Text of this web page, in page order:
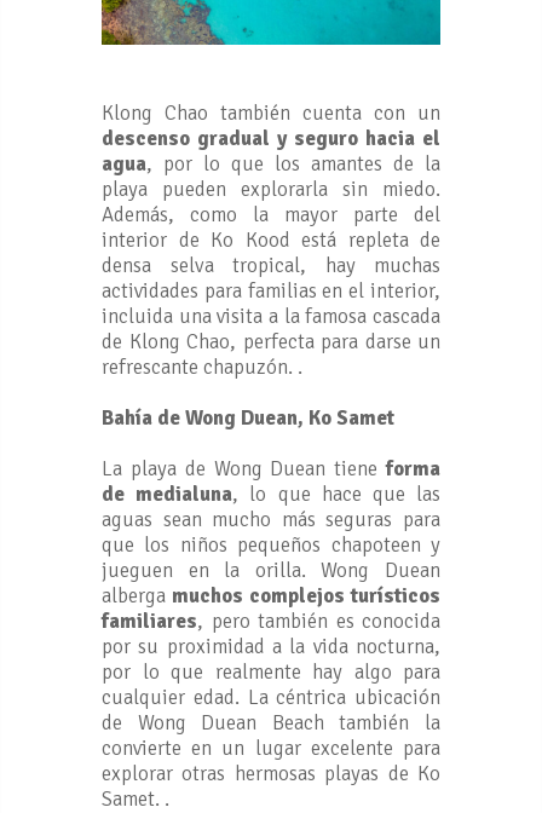
Klong Chao también cuenta con un
descenso gradual y seguro hacia el
agua, por lo que los amantes de la
playa pueden explorarla sin miedo.
Además, como la mayor parte del
interior de Ko Kood está repleta de
densa selva tropical, hay muchas
actividades para familias en el interior,
incluida una visita a la famosa cascada
de Klong Chao, perfecta para darse un
refrescante chapuzón. .
Bahía de Wong Duean, Ko Samet
La playa de Wong Duean tieneforma
de medialuna, lo que hace que las
aguas sean mucho más seguras para
que los niños pequeños chapoteen y
jueguen en la orilla. Wong Duean
alberga muchos complejos turísticos
familiares, pero también es conocida
por su proximidad a la vida nocturna,
por lo que realmente hay algo para
cualquier edad. La céntrica ubicación
de Wong Duean Beach también la
convierte en un lugar excelente para
explorar otras hermosas playas de Ko
Samet. .